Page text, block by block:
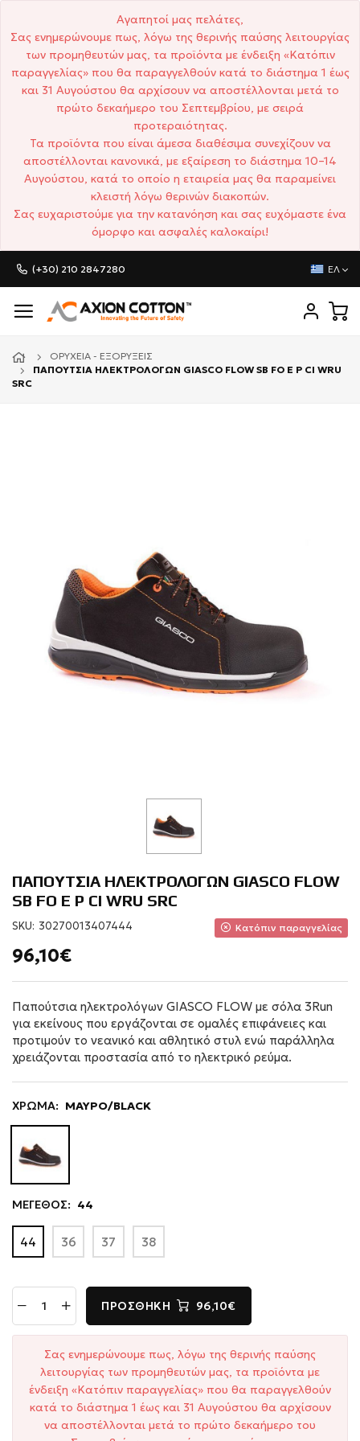
Αγαπητοί μας πελάτες,
Σας ενημερώνουμε πως, λόγω της θερινής παύσης λειτουργίας
των προμηθευτών μας, τα προϊόντα με ένδειξη «Κατόπιν
παραγγελίας» που θα παραγγελθούν κατά το διάστημα 1 έως
και 31 Αυγούστου θα αρχίσουν να αποστέλλονται μετά το
πρώτο δεκαήμερο του Σεπτεμβρίου, με σειρά
προτεραιότητας.
Τα προϊόντα που είναι άμεσα διαθέσιμα συνεχίζουν να
αποστέλλονται κανονικά, με εξαίρεση το διάστημα 10–14
Αυγούστου, κατά το οποίο η εταιρεία μας θα παραμείνει
κλειστή λόγω θερινών διακοπών.
Σας ευχαριστούμε για την κατανόηση και σας ευχόμαστε ένα
όμορφο και ασφαλές καλοκαίρι!
(+30) 210 2847280 ΕΛ
ΟΡΥΧΕΊΑ - ΕΞΟΡΎΞΕΙΣ
ΠΑΠΟΥΤΣΙΑ ΗΛΕΚΤΡΟΛΟΓΩΝ GIASCO FLOW SB FO E P CI WRU
SRC
ΠΑΠΟΥΤΣΙΑ ΗΛΕΚΤΡΟΛΟΓΩΝ GIASCO FLOW
SB FO E P CI WRU SRC
SKU: 30270013407444 Κατόπιν παραγγελίας
96,10€
Παπούτσια ηλεκτρολόγων GIASCO FLOW με σόλα 3Run
για εκείνους που εργάζονται σε ομαλές επιφάνειες και
προτιμούν το νεανικό και αθλητικό στυλ ενώ παράλληλα
χρειάζονται προστασία από το ηλεκτρικό ρεύμα.
ΧΡΩΜΑ: ΜΑΥΡΟ/BLACK
ΜΕΓΕΘΟΣ: 44
44 36 37 38
ΠΡΟΣΘΉΚΗ 96,10€
Σας ενημερώνουμε πως, λόγω της θερινής παύσης
λειτουργίας των προμηθευτών μας, τα προϊόντα με
ένδειξη «Κατόπιν παραγγελίας» που θα παραγγελθούν
κατά το διάστημα 1 έως και 31 Αυγούστου θα αρχίσουν
να αποστέλλονται μετά το πρώτο δεκαήμερο του